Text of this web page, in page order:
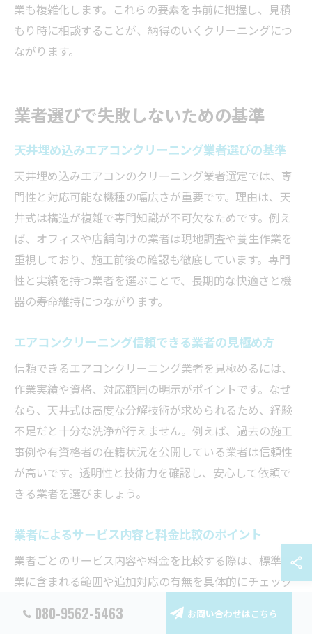
業も複雑化します。これらの要素を事前に把握し、見積
もり時に相談することが、納得のいくクリーニングにつ
ながります。
業者選びで失敗しないための基準
天井埋め込みエアコンクリーニング業者選びの基準
天井埋め込みエアコンのクリーニング業者選定では、専
門性と対応可能な機種の幅広さが重要です。理由は、天
井式は構造が複雑で専門知識が不可欠なためです。例え
ば、オフィスや店舗向けの業者は現地調査や養生作業を
重視しており、施工前後の確認も徹底しています。専門
性と実績を持つ業者を選ぶことで、長期的な快適さと機
器の寿命維持につながります。
エアコンクリーニング信頼できる業者の見極め方
信頼できるエアコンクリーニング業者を見極めるには、
作業実績や資格、対応範囲の明示がポイントです。なぜ
なら、天井式は高度な分解技術が求められるため、経験
不足だと十分な洗浄が行えません。例えば、過去の施工
事例や有資格者の在籍状況を公開している業者は信頼性
が高いです。透明性と技術力を確認し、安心して依頼で
きる業者を選びましょう。
業者によるサービス内容と料金比較のポイント
業者ごとのサービス内容や料金を比較する際は、標準作
業に含まれる範囲や追加対応の有無を具体的にチェック
品点検などの作業内容が業者により異なるためです。例
080-9562-5463 お問い合わせはこちら